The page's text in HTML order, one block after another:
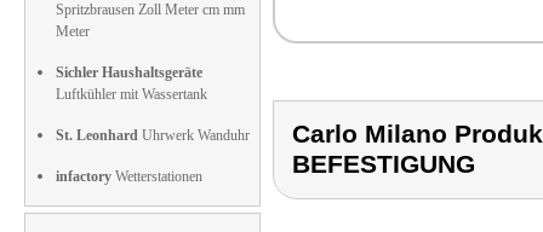
Spritzbrausen Zoll Meter cm mm
Meter
Sichler Haushaltsgeräte
Luftkühler mit Wassertank
St. Leonhard Uhrwerk Wanduhr
infactory Wetterstationen
Carlo Milano
BEFESTIGUNG